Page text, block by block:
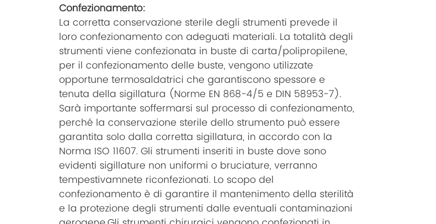
Confezionamento:
La corretta conservazione sterile degli strumenti prevede il
loro confezionamento con adeguati materiali. La totalità degli
strumenti viene confezionata in buste di carta/polipropilene,
per il confezionamento delle buste, vengono utilizzate
opportune termosaldatrici che garantiscono spessore e
tenuta della sigillatura (Norme EN 868-4/5 e DIN 58953-7).
Sarà importante soffermarsi sul processo di confezionamento,
perché la conservazione sterile dello strumento può essere
garantita solo dalla corretta sigillatura, in accordo con la
Norma ISO 11607. Gli strumenti inseriti in buste dove sono
evidenti sigillature non uniformi o bruciature, verranno
tempestivamnete riconfezionati. Lo scopo del
confezionamento è di garantire il mantenimento della sterilità
e la protezione degli strumenti dalle eventuali contaminazioni